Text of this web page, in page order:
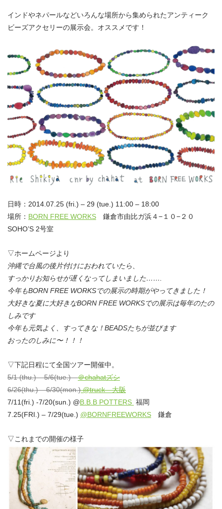
インドやネパールなどいろんな場所から集められたアンティーク
ビーズアクセリーの展示会。オススメです！
日時：2014.07.25 (fri.) – 29 (tue.) 11:00 – 18:00
場所： BORN FREE WORKS 鎌倉市由比ガ浜４−１０−２０
SOHO’S 2号室
▽ホームページより
沖縄で台風の後片付けにおわれていたら、
すっかりお知らせが遅くなってしまいました…….
今年もBORN FREE WORKSでの展示の時期がやってきました！
大好きな夏に大好きなBORN FREE WORKSでの展示は毎年のたの
しみです
今年も元気よく、すってきな！BEADSたちが並びます
おったのしみに〜！！！
▽下記日程にて全国ツアー開催中。
5/1 (thu.) – 5/6(tue.)＠chahatズシ
6/26(thu.) – 6/30(mon.)@truck 大阪
7/11(fri.) -7/20(sun.) @B.B.B POTTERS 福岡
7.25(FRI.) – 7/29(tue.) @BORNFREEWORKS 鎌倉
▽これまでの開催の様子